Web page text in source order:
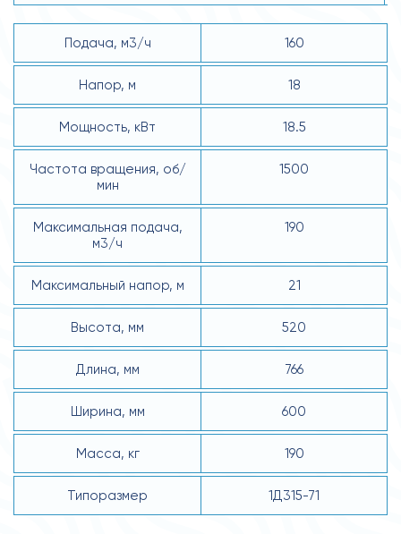
Подача, м3/ч 160
Напор, м 18
Мощность, кВт 18.5
Частота вращения, об/
мин
1500
Максимальная подача,
м3/ч
190
Максимальный напор, м 21
Высота, мм 520
Длина, мм 766
Ширина, мм 600
Масса, кг 190
Типоразмер 1Д315-71